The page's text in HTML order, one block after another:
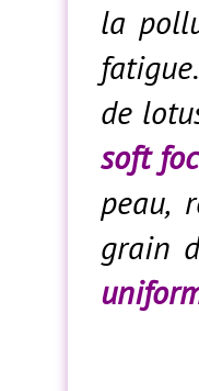
la
de
soft
peau,
grain